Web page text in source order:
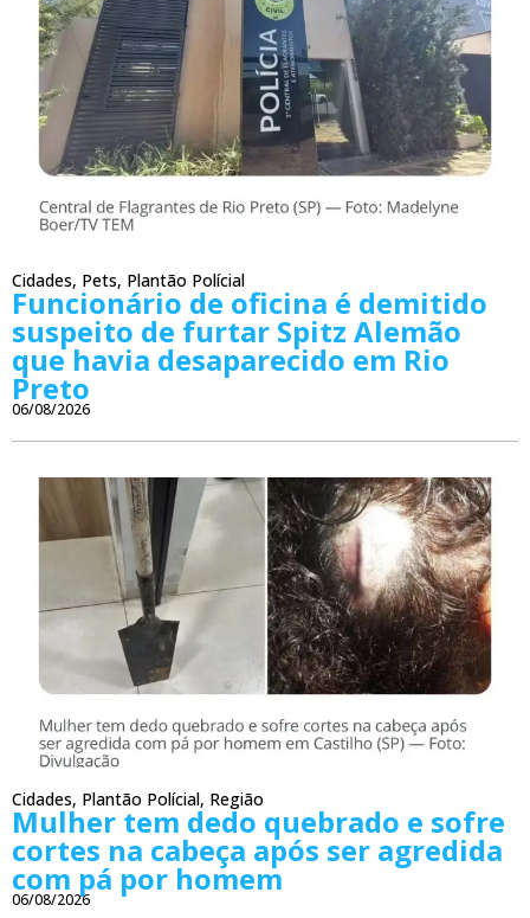
Cidades, Pets, Plantão Polícial
Funcionário de oficina é demitido
suspeito de furtar Spitz Alemão
que havia desaparecido em Rio
Preto
06/08/2026
Cidades, Plantão Polícial, Região
Mulher tem dedo quebrado e sofre
cortes na cabeça após ser agredida
com pá por homem
06/08/2026